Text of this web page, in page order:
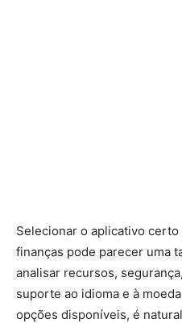
Selecionar o aplicativo
finanças pode parecer uma
analisar recursos,
suporte ao idioma e à
opções disponíveis, é